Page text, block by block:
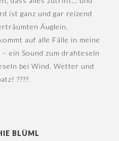
ist ganz und gar reizend
Äuglein.
auf alle Fälle in meine
ein Sound zum drahteseln
bei Wind, Wetter und
????
BLÜML